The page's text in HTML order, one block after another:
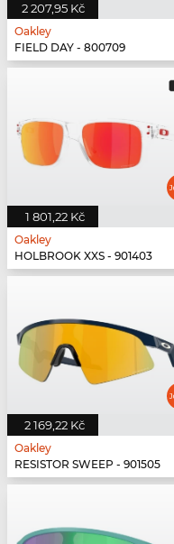
2 207,95 Kč
Oakley
FIELD DAY - 800709
1 801,22 Kč
Oakley
HOLBROOK XXS - 901403
2 169,22 Kč
Oakley
RESISTOR SWEEP - 901505